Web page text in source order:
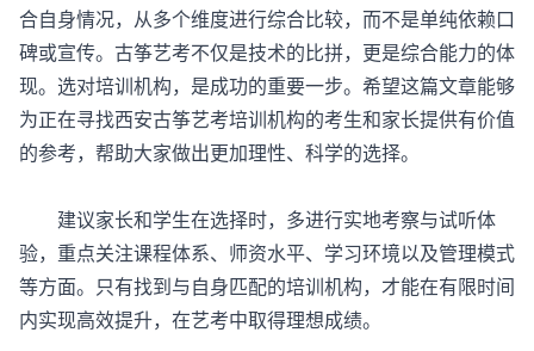
合自身情况，从多个维度进行综合比较，而不是单纯依赖口
碑或宣传。古筝艺考不仅是技术的比拼，更是综合能力的体
现。选对培训机构，是成功的重要一步。希望这篇文章能够
为正在寻找西安古筝艺考培训机构的考生和家长提供有价值
的参考，帮助大家做出更加理性、科学的选择。
建议家长和学生在选择时，多进行实地考察与试听体
验，重点关注课程体系、师资水平、学习环境以及管理模式
等方面。只有找到与自身匹配的培训机构，才能在有限时间
内实现高效提升，在艺考中取得理想成绩。